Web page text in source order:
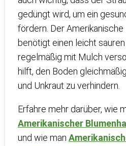
gedüngt wird, um ein
fördern. Der Amerikanische
benötigt einen leicht
regelmäßig mit Mulch
hilft, den Boden
und Unkraut zu verhindern.
Erfahre mehr darüber, wie
Amerikanischer
und wie man